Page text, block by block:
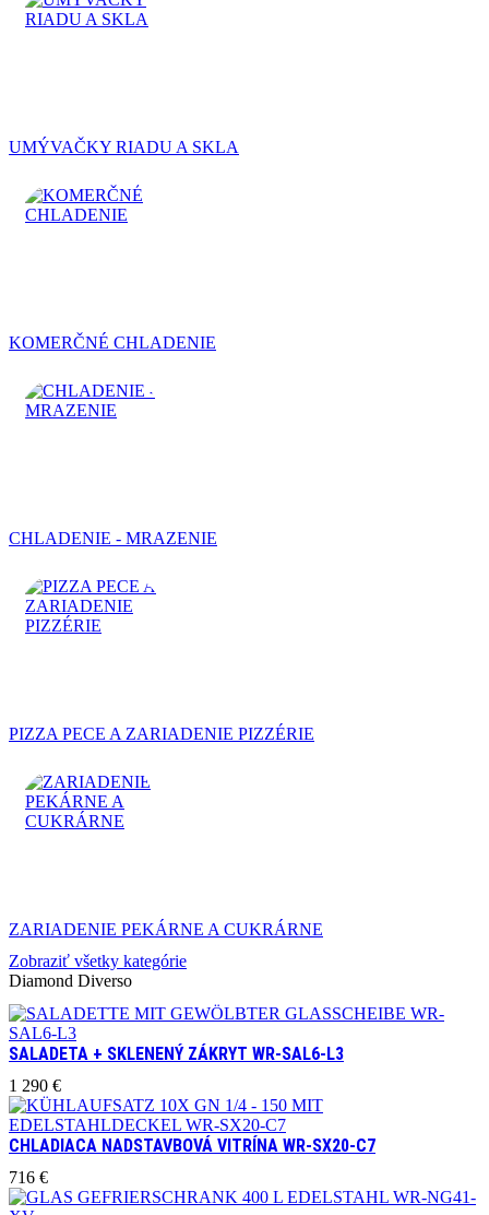
UMÝVAČKY RIADU A SKLA
KOMERČNÉ CHLADENIE
CHLADENIE - MRAZENIE
PIZZA PECE A ZARIADENIE PIZZÉRIE
ZARIADENIE PEKÁRNE A CUKRÁRNE
Zobraziť všetky kategórie
Diamond Diverso
SALADETA + SKLENENÝ ZÁKRYT WR-SAL6-L3
1 290 €
CHLADIACA NADSTAVBOVÁ VITRÍNA WR-SX20-C7
716 €